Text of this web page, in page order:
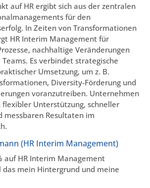
auf HR ergibt sich aus der zentralen
für den
In Zeiten von Transformationen
HR Interim Management für
nachhaltige Veränderungen
Es verbindet strategische
Umsetzung, um z. B.
Diversity-Förderung und
voranzutreiben. Unternehmen
Unterstützung, schneller
messbaren Resultaten im
(HR Interim Management)
auf HR Interim Management
mein Hintergrund und meine